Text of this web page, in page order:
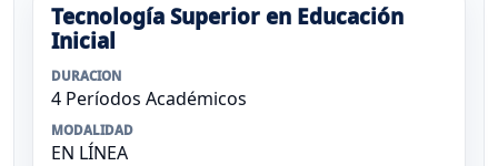
Tecnología Superior en Educación
Inicial
DURACION
4 Períodos Académicos
MODALIDAD
EN LÍNEA